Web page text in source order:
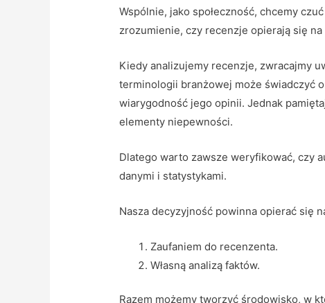
Wspólnie, jako społeczność, chcemy
zrozumienie, czy recenzje opierają się na
Kiedy analizujemy recenzje, zwracajmy
terminologii branżowej może świadczyć
wiarygodność jego opinii. Jednak
elementy niepewności.
Dlatego warto zawsze weryfikować, czy
danymi i statystykami.
Nasza decyzyjność powinna opierać się
Zaufaniem do recenzenta.
Własną analizą faktów.
Razem możemy tworzyć środowisko, w